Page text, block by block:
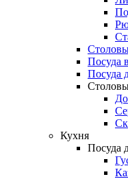
Посуда
Посуда
Кухня
Посуда